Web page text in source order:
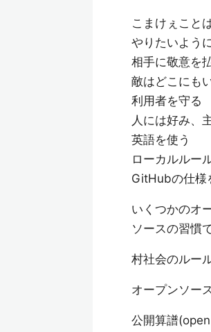
こまけぇこと
やりたいよう
相手に敬意を
敵はどこにも
利用者を守る
人には好み、
英語を使う
ローカルルー
GitHubの仕様
いくつかのオ
ソースの習慣
村社会のルー
オープンソー
公開算譜